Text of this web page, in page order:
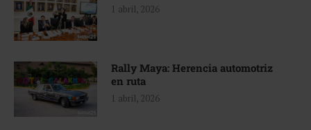
1 abril, 2026
Rally Maya: Herencia automotriz
en ruta
1 abril, 2026